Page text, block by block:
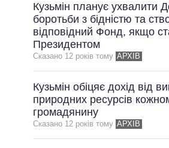
Кузьмін планує ухвалити
боротьби з бідністю та
відповідний Фонд, якщо
Президентом
Сказано 12 рокiв тому АРХІВ
Кузьмін обіцяє дохід від
природних ресурсів
громадянину
Сказано 12 рокiв тому АРХІВ